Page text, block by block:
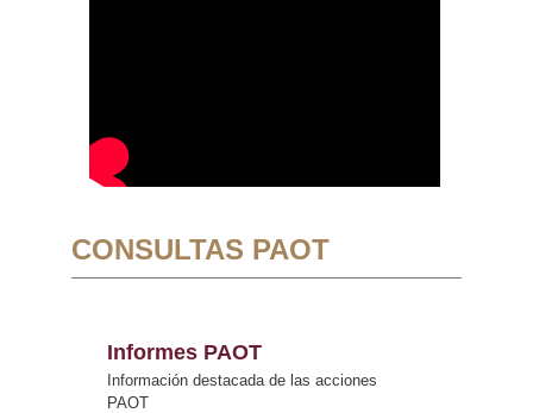
CONSULTAS PAOT
Informes PAOT
Información destacada de las acciones
PAOT